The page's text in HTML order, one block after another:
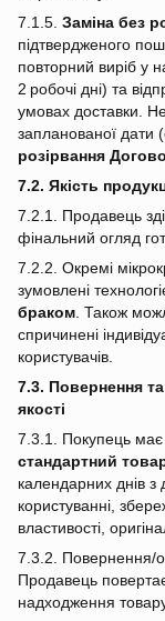
7.1.5. Заміна без
підтвердженого
повторний виріб у
2 робочі дні) та
умовах доставки.
запланованої дати
розірвання
7.2. Якість
7.2.1. Продавець
фінальний огляд
7.2.2. Окремі
зумовлені
браком . Також
спричинені
користувачів.
7.3. Повернення
якості
7.3.1. Покупець має
стандартний
календарних днів
користуванні,
властивості,
7.3.2. Повернення/
Продавець
надходження